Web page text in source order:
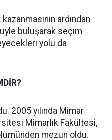
ardından
buluşarak seçim
yolu da
2005 yılında Mimar
Mimarlık Fakültesi,
mezun oldu.